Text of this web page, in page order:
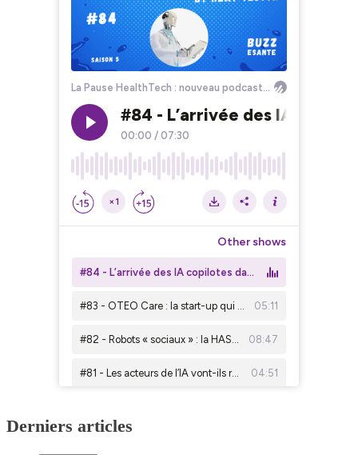
Derniers articles